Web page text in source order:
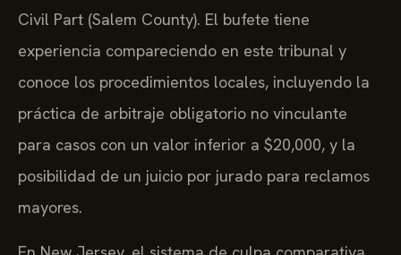
Civil Part (Salem County). El bufete tiene
experiencia compareciendo en este tribunal y
conoce los procedimientos locales, incluyendo la
práctica de arbitraje obligatorio no vinculante
para casos con un valor inferior a $20,000, y la
posibilidad de un juicio por jurado para reclamos
mayores.